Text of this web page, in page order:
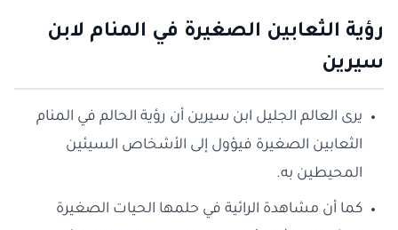
رؤية الثعابين الصغيرة في المنام لابن
سيرين
يرى العالم الجليل ابن سيرين أن رؤية الحالم في المنام
الثعابين الصغيرة فيؤول إلى الأشخاص السيئين
المحيطين به.
كما أن مشاهدة الرائية في حلمها الحيات الصغيرة